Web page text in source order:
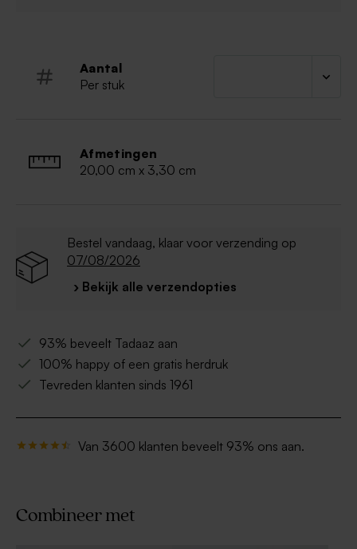
Aantal
Per stuk
Afmetingen
20,00 cm x 3,30 cm
Bestel vandaag, klaar voor verzending op
07/08/2026
› Bekijk alle verzendopties
93% beveelt Tadaaz aan
100% happy of een gratis herdruk
Tevreden klanten sinds 1961
Van 3600 klanten beveelt 93% ons aan.
Combineer met